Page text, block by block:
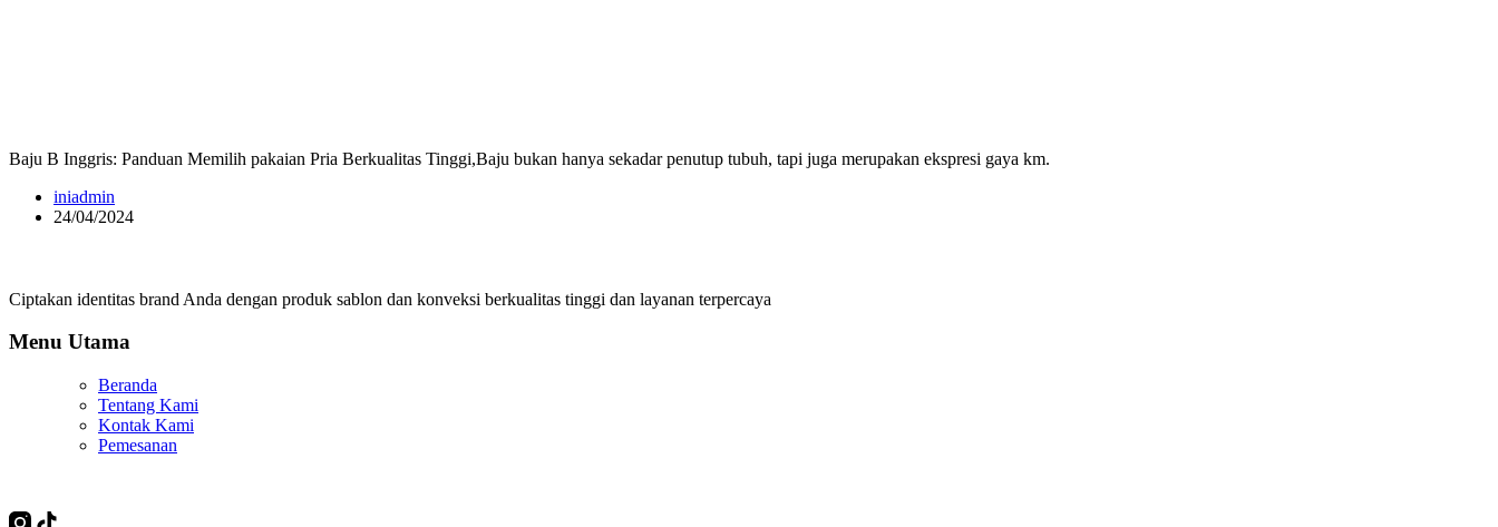
Baju B Inggris: Panduan Memilih pakaian Pria Berkualitas Tinggi,Baju bukan hanya sekadar penutup tubuh, tapi juga merupakan ekspresi gaya km.
iniadmin
24/04/2024
Ciptakan identitas brand Anda dengan produk sablon dan konveksi berkualitas tinggi dan layanan terpercaya
Menu Utama
Beranda
Tentang Kami
Kontak Kami
Pemesanan